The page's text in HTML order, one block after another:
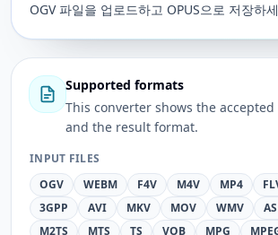
OGV 파일을 업로드하고 OPUS으로 저장하
Supported formats
This converter shows the
and the result format.
INPUT FILES
OGV
WEBM F4V M4V MP4
3GPP
AVI MKV MOV WMV
M2TS
MTS TS VOB MPG